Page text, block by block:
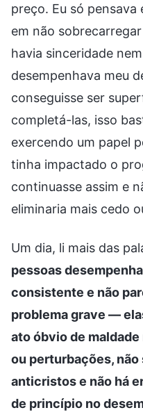
preço. Eu só
em não
havia sinceridade
desempenhava meu
conseguisse ser
completá-las, isso
exercendo um papel
tinha impactado o
continuasse assim e
eliminaria mais cedo
Um dia, li mais das
pessoas
consistente e não
problema grave —
ato óbvio de
ou perturbações, não
anticristos e não há
de princípio no